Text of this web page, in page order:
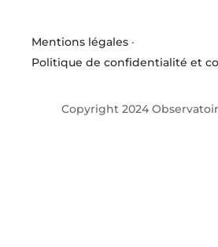
Mentions légales ·
Politique de confidentialité et
Copyright 2024